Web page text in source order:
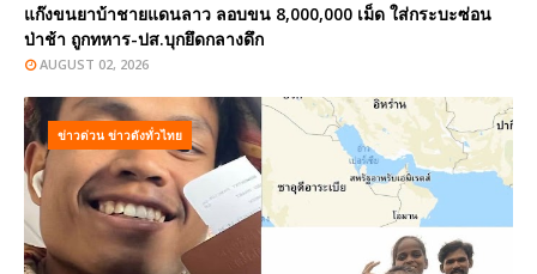
แก๊งขนยาบ้าชายแดนลาว ลอบขน 8,000,000 เม็ด ใส่กระบะซ่อน
ป่าช้า ถูกทหาร-ปส.บุกยึดกลางดึก
AUGUST 02, 2026
ข่าวด่วน ข่าวดังทั่วไทย